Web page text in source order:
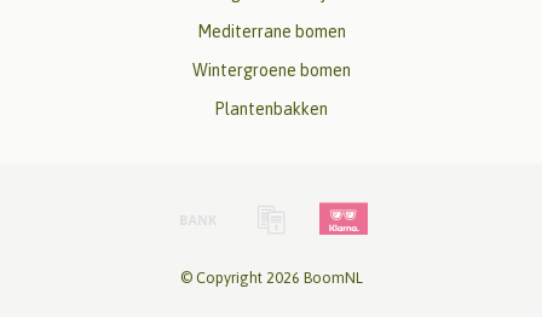
Mediterrane bomen
Wintergroene bomen
Plantenbakken
© Copyright 2026 BoomNL